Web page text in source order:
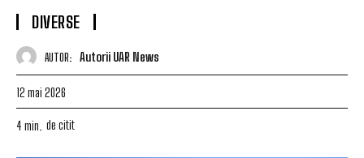
DIVERSE
AUTOR: Autorii UAR News
12 mai 2026
4 min. de citit